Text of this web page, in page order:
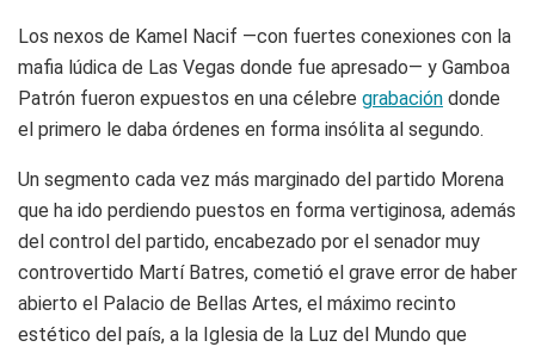
Los nexos de Kamel Nacif —con fuertes conexiones con la
mafia lúdica de Las Vegas donde fue apresado— y Gamboa
Patrón fueron expuestos en una célebre grabación donde
el primero le daba órdenes en forma insólita al segundo.
Un segmento cada vez más marginado del partido Morena
que ha ido perdiendo puestos en forma vertiginosa, además
del control del partido, encabezado por el senador muy
controvertido Martí Batres, cometió el grave error de haber
abierto el Palacio de Bellas Artes, el máximo recinto
estético del país, a la Iglesia de la Luz del Mundo que